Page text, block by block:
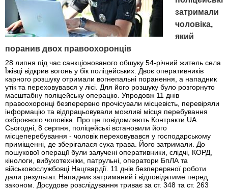
затримали
чоловіка,
який
поранив двох правоохоронців
28 липня під час санкціонованого обшуку 54-річний житель села
Їжівці відкрив вогонь у бік поліцейських. Двоє оперативників
карного розшуку отримали вогнепальні поранення, а нападник
утік та переховувався у лісі. Для його розшуку було розгорнуто
масштабну поліцейську операцію. Упродовж 11 днів
правоохоронці безперервно прочісували місцевість, перевіряли
інформацію та відпрацьовували можливі місця перебування
озброєного чоловіка. Про це повідомляють Контракти.UA.
Сьогодні, 8 серпня, поліцейські встановили його
місцеперебування - чоловік переховувався у господарському
приміщенні, де зберігалася суха трава. Його затримали. До
пошукової операції були залучені оперативники, слідчі, КОРД,
кінологи, вибухотехніки, патрульні, оператори БпЛА та
військовослужбовці Нацгвардії. 11 днів безперервної роботи
дали результат. Нападник затриманий і відповідатиме перед
законом. Досудове розслідування триває за ст. 348 та ст. 263